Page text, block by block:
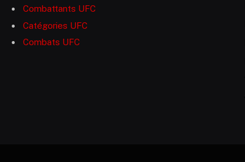
Combattants UFC
Catégories UFC
Combats UFC